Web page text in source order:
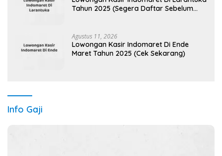
Tahun 2025 (Segera Daftar Sebelum
Agustus 11, 2026
Lowongan Kasir Indomaret Di Ende
Maret Tahun 2025 (Cek Sekarang)
Info Gaji